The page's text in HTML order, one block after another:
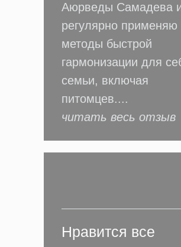
Аюрведы Самадева
регулярно применяю
методы быстрой
гармонизации для
семьи, включая
питомцев....
читать весь отзыв
Нравится все